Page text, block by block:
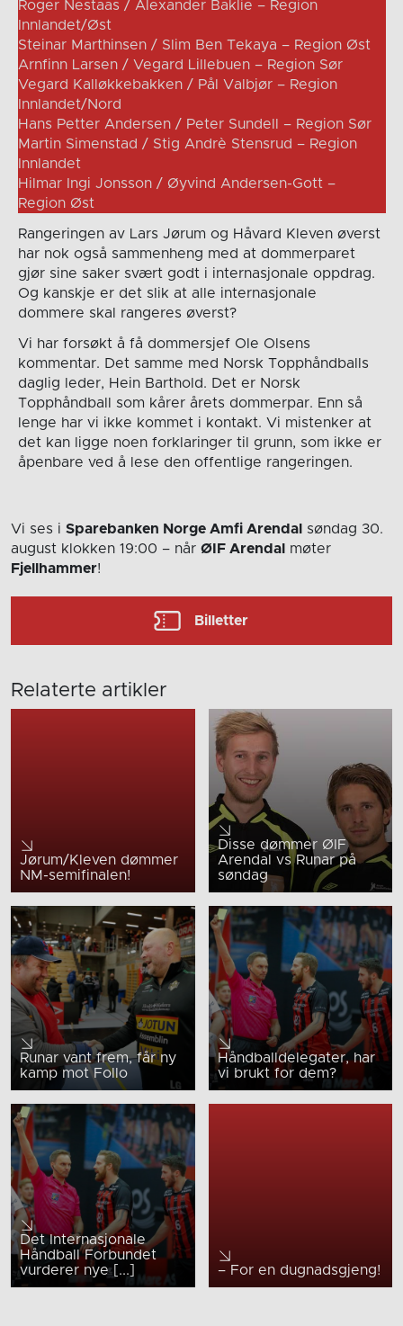
Roger Nestaas / Alexander Baklie – Region
Innlandet/Øst
Steinar Marthinsen / Slim Ben Tekaya – Region Øst
Arnfinn Larsen / Vegard Lillebuen – Region Sør
Vegard Kalløkkebakken / Pål Valbjør – Region
Innlandet/Nord
Hans Petter Andersen / Peter Sundell – Region Sør
Martin Simenstad / Stig Andrè Stensrud – Region
Innlandet
Hilmar Ingi Jonsson / Øyvind Andersen-Gott –
Region Øst
Rangeringen av Lars Jørum og Håvard Kleven øverst
har nok også sammenheng med at dommerparet
gjør sine saker svært godt i internasjonale oppdrag.
Og kanskje er det slik at alle internasjonale
dommere skal rangeres øverst?
Vi har forsøkt å få dommersjef Ole Olsens
kommentar. Det samme med Norsk Topphåndballs
daglig leder, Hein Barthold. Det er Norsk
Topphåndball som kårer årets dommerpar. Enn så
lenge har vi ikke kommet i kontakt. Vi mistenker at
det kan ligge noen forklaringer til grunn, som ikke er
åpenbare ved å lese den offentlige rangeringen.
Vi ses i Sparebanken Norge Amfi Arendal
søndag 30.
august klokken 19:00 – når ØIF Arendal
møter
Fjellhammer!
Billetter
Relaterte artikler
Jørum/Kleven dømmer
NM-semifinalen!
Disse dømmer ØIF
Arendal vs Runar på
søndag
Runar vant frem, får ny
kamp mot Follo
Håndballdelegater, har
vi brukt for dem?
Det Internasjonale
Håndball Forbundet
vurderer nye [...]
– For en dugnadsgjeng!